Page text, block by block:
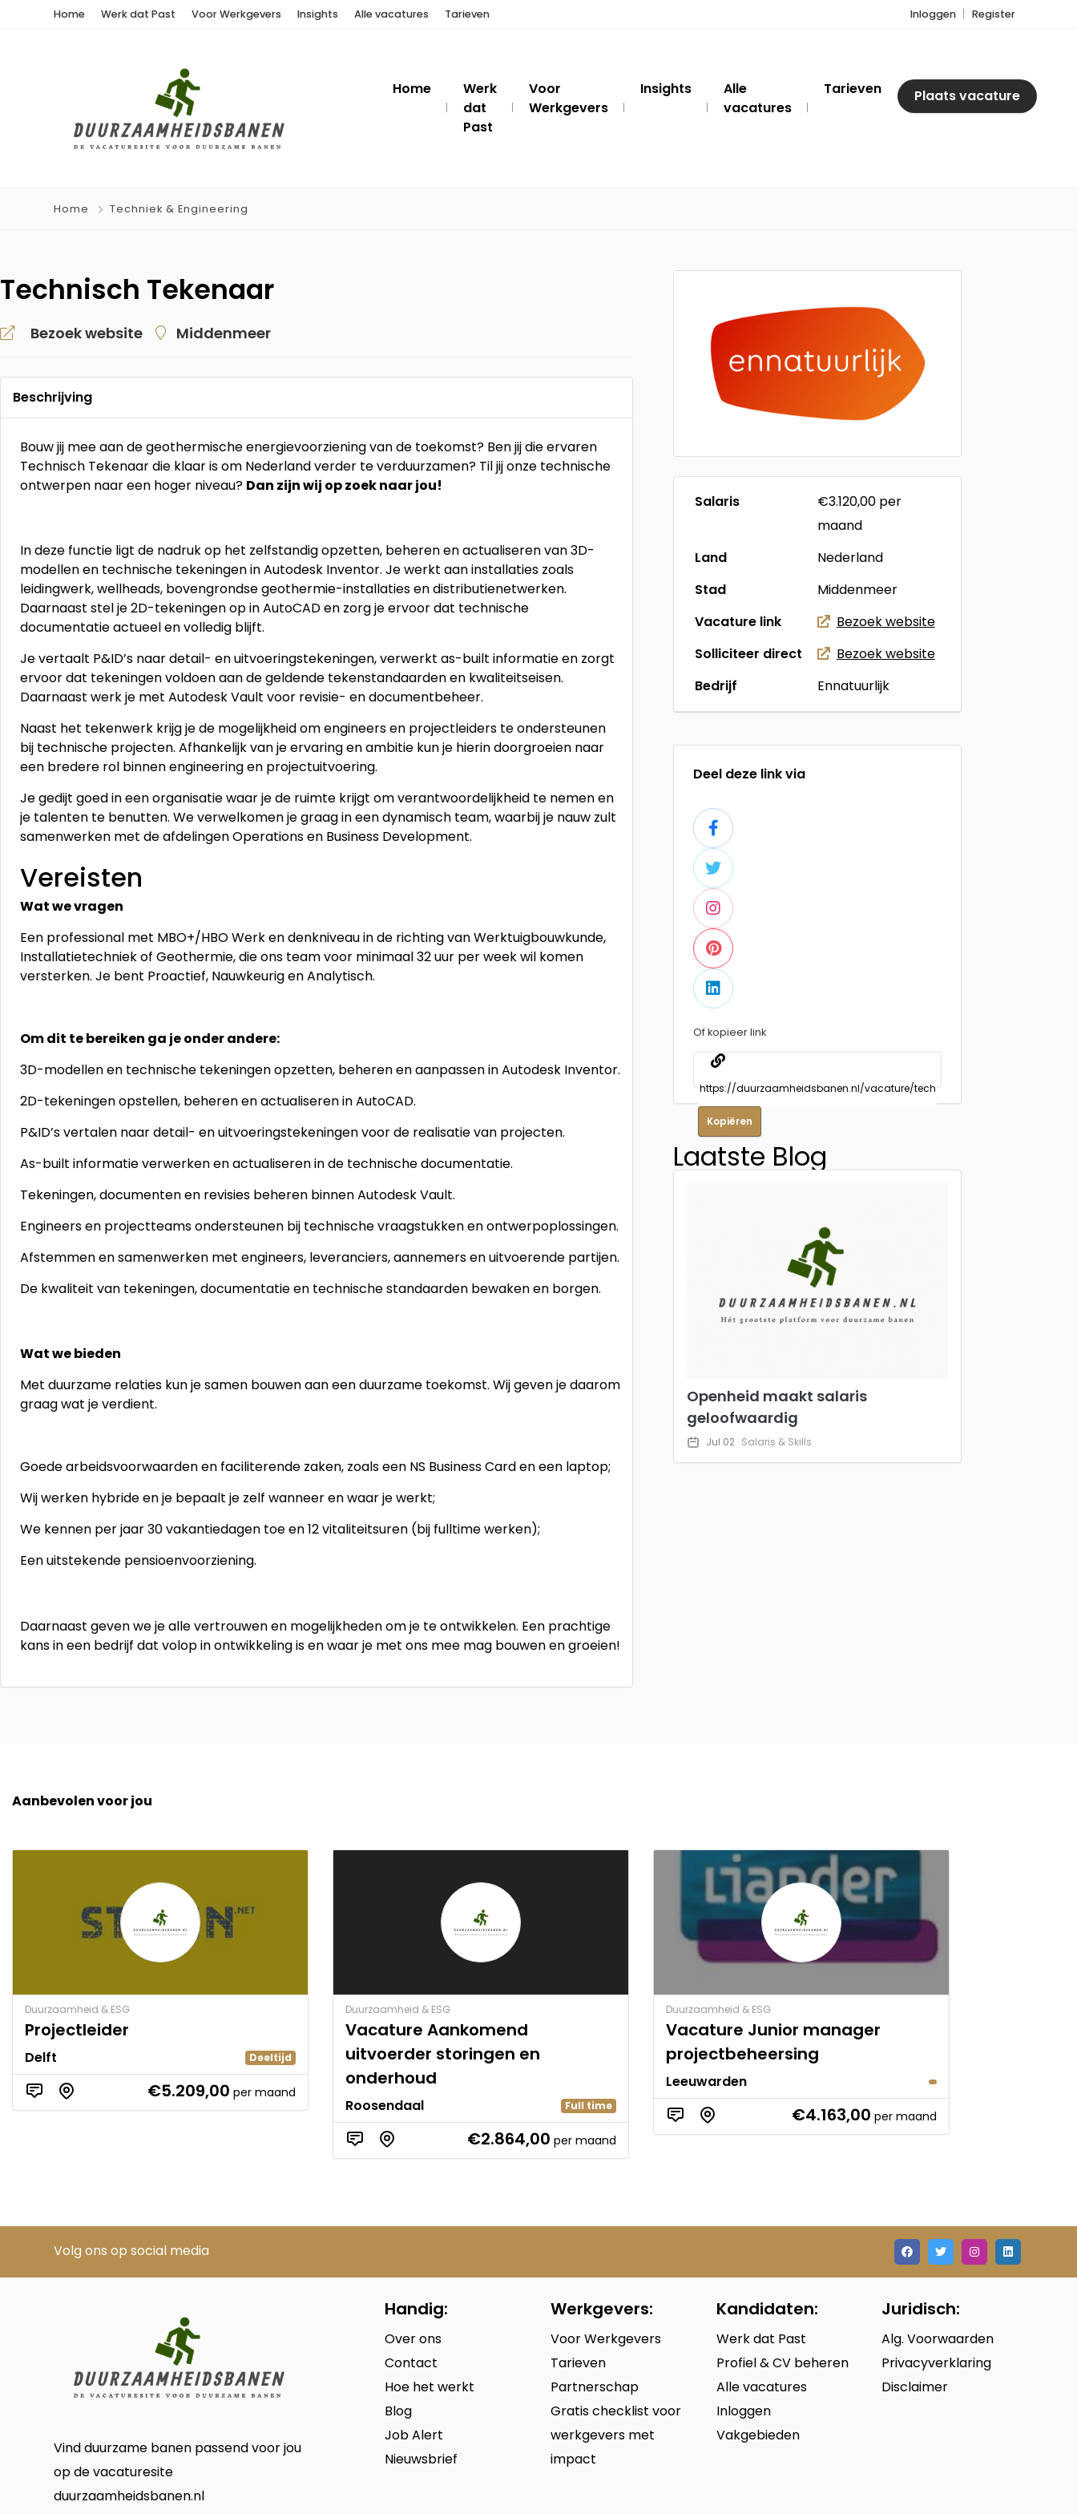
Home Werk dat Past Voor Werkgevers Insights Alle vacatures Tarieven Inloggen Register
Home
Werk
dat
Past
Voor
Werkgevers
Insights
Alle
vacatures
Tarieven Plaats vacature
Home Techniek & Engineering
Technisch Tekenaar
Bezoek website Middenmeer
Beschrijving
Bouw jij mee aan de geothermische energievoorziening van de toekomst? Ben jij die ervaren
Technisch Tekenaar die klaar is om Nederland verder te verduurzamen? Til jij onze technische
ontwerpen naar een hoger niveau? Dan zijn wij op zoek naar jou!
In deze functie ligt de nadruk op het zelfstandig opzetten, beheren en actualiseren van 3D-
modellen en technische tekeningen in Autodesk Inventor. Je werkt aan installaties zoals
leidingwerk, wellheads, bovengrondse geothermie-installaties en distributienetwerken.
Daarnaast stel je 2D-tekeningen op in AutoCAD en zorg je ervoor dat technische
documentatie actueel en volledig blijft.
Je vertaalt P&ID’s naar detail- en uitvoeringstekeningen, verwerkt as-built informatie en zorgt
ervoor dat tekeningen voldoen aan de geldende tekenstandaarden en kwaliteitseisen.
Daarnaast werk je met Autodesk Vault voor revisie- en documentbeheer.
Naast het tekenwerk krijg je de mogelijkheid om engineers en projectleiders te ondersteunen
bij technische projecten. Afhankelijk van je ervaring en ambitie kun je hierin doorgroeien naar
een bredere rol binnen engineering en projectuitvoering.
Je gedijt goed in een organisatie waar je de ruimte krijgt om verantwoordelijkheid te nemen en
je talenten te benutten. We verwelkomen je graag in een dynamisch team, waarbij je nauw zult
samenwerken met de afdelingen Operations en Business Development.
Vereisten
Wat we vragen
Een professional met MBO+/HBO Werk en denkniveau in de richting van Werktuigbouwkunde,
Installatietechniek of Geothermie, die ons team voor minimaal 32 uur per week wil komen
versterken. Je bent Proactief, Nauwkeurig en Analytisch.
Om dit te bereiken ga je onder andere:
3D-modellen en technische tekeningen opzetten, beheren en aanpassen in Autodesk Inventor.
2D-tekeningen opstellen, beheren en actualiseren in AutoCAD.
P&ID’s vertalen naar detail- en uitvoeringstekeningen voor de realisatie van projecten.
As-built informatie verwerken en actualiseren in de technische documentatie.
Tekeningen, documenten en revisies beheren binnen Autodesk Vault.
Engineers en projectteams ondersteunen bij technische vraagstukken en ontwerpoplossingen.
Afstemmen en samenwerken met engineers, leveranciers, aannemers en uitvoerende partijen.
De kwaliteit van tekeningen, documentatie en technische standaarden bewaken en borgen.
Wat we bieden
Met duurzame relaties kun je samen bouwen aan een duurzame toekomst. Wij geven je daarom
graag wat je verdient.
Goede arbeidsvoorwaarden en faciliterende zaken, zoals een NS Business Card en een laptop;
Wij werken hybride en je bepaalt je zelf wanneer en waar je werkt;
We kennen per jaar 30 vakantiedagen toe en 12 vitaliteitsuren (bij fulltime werken);
Een uitstekende pensioenvoorziening.
Daarnaast geven we je alle vertrouwen en mogelijkheden om je te ontwikkelen. Een prachtige
kans in een bedrijf dat volop in ontwikkeling is en waar je met ons mee mag bouwen en groeien!
Salaris €3.120,00per
maand
Land
Nederland
Stad
Middenmeer
Vacature link
Bezoek website
Solliciteer direct
Bezoek website
Bedrijf
Ennatuurlijk
Deel deze link via
Of kopieer link
Kopiëren
Laatste Blog
Openheid maakt salaris
geloofwaardig
Jul 02 Salaris & Skills
Aanbevolen voor jou
Duurzaamheid & ESG
Projectleider
Delft Deeltijd
€5.209,00 per maand
Duurzaamheid & ESG
Vacature Aankomend
uitvoerder storingen en
onderhoud
Roosendaal Full time
€2.864,00 per maand
Duurzaamheid & ESG
Vacature Junior manager
projectbeheersing
Leeuwarden
€4.163,00 per maand
Volg ons op social media
Vind duurzame banen passend voor jou
op de vacaturesite
duurzaamheidsbanen.nl
Handig:
Over ons
Contact
Hoe het werkt
Blog
Job Alert
Nieuwsbrief
Werkgevers:
Voor Werkgevers
Tarieven
Partnerschap
Gratis checklist voor
werkgevers met
impact
Kandidaten:
Werk dat Past
Profiel & CV beheren
Alle vacatures
Inloggen
Vakgebieden
Juridisch:
Alg. Voorwaarden
Privacyverklaring
Disclaimer